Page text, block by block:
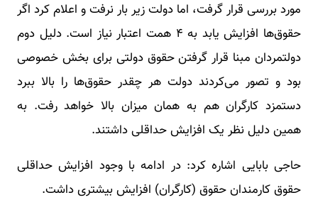
مورد بررسی قرار گرفت، اما دولت زیر بار نرفت و اعلام کرد اگر
حقوق‌ها افزایش یابد به ۴ همت اعتبار نیاز است. دلیل دوم
دولتمردان مبنا قرار گرفتن حقوق دولتی برای بخش خصوصی
بود و تصور می‌کردند دولت هر چقدر حقوق‌ها را بالا ببرد
دستمزد کارگران هم به همان میزان بالا خواهد رفت. به
همین دلیل نظر یک افزایش حداقلی داشتند.
حاجی بابایی اشاره کرد: در ادامه با وجود افزایش حداقلی
حقوق کارمندان حقوق (کارگران) افزایش بیشتری داشت.